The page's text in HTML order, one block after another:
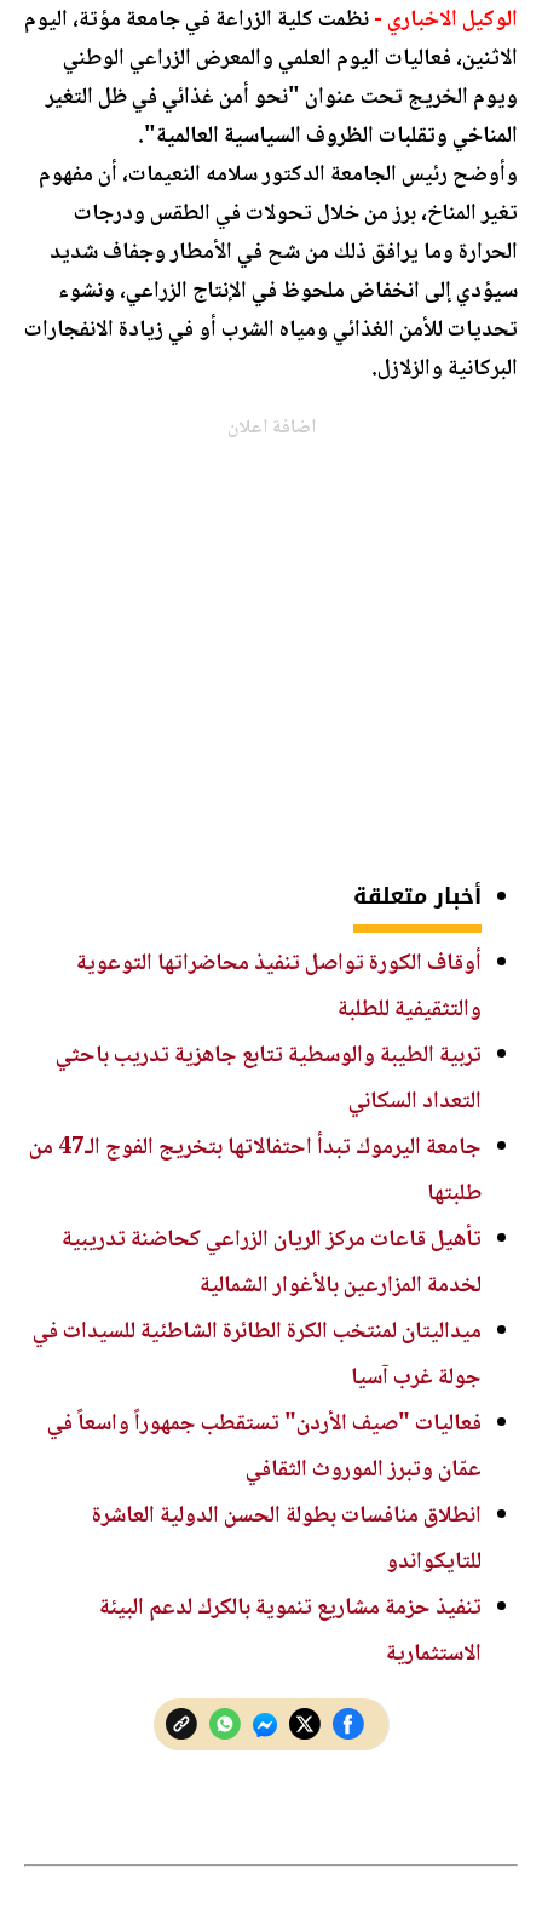
الوكيل الاخباري -نظمت كلية الزراعة في جامعة مؤتة، اليوم
الاثنين، فعاليات اليوم العلمي والمعرض الزراعي الوطني
ويوم الخريج تحت عنوان "نحو أمن غذائي في ظل التغير
المناخي وتقلبات الظروف السياسية العالمية".
وأوضح رئيس الجامعة الدكتور سلامه النعيمات، أن مفهوم
تغير المناخ، برز من خلال تحولات في الطقس ودرجات
الحرارة وما يرافق ذلك من شح في الأمطار وجفاف شديد
سيؤدي إلى انخفاض ملحوظ في الإنتاج الزراعي، ونشوء
تحديات للأمن الغذائي ومياه الشرب أو في زيادة الانفجارات
البركانية والزلازل.
اضافة اعلان
أخبار متعلقة
أوقاف الكورة تواصل تنفيذ محاضراتها التوعوية
والتثقيفية للطلبة
تربية الطيبة والوسطية تتابع جاهزية تدريب باحثي
التعداد السكاني
جامعة اليرموك تبدأ احتفالاتها بتخريج الفوج الـ47 من
طلبتها
تأهيل قاعات مركز الريان الزراعي كحاضنة تدريبية
لخدمة المزارعين بالأغوار الشمالية
ميداليتان لمنتخب الكرة الطائرة الشاطئية للسيدات في
جولة غرب آسيا
فعاليات "صيف الأردن" تستقطب جمهوراً واسعاً في
عمّان وتبرز الموروث الثقافي
انطلاق منافسات بطولة الحسن الدولية العاشرة
للتايكواندو
تنفيذ حزمة مشاريع تنموية بالكرك لدعم البيئة
الاستثمارية